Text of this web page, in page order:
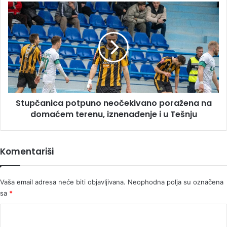
Stupčanica
potpuno
neočekivano
poražena
na
domaćem
terenu,
iznenađenje
i
Stupčanica potpuno neočekivano poražena na
domaćem terenu, iznenađenje i u Tešnju
Komentariši
Vaša email adresa neće biti objavljivana. Neophodna polja su označena
sa *